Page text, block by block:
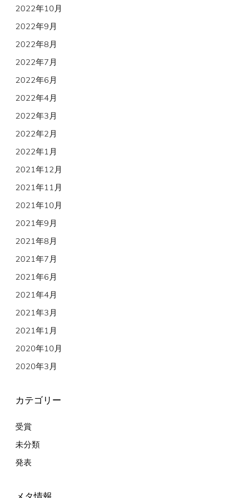
2022年10月
2022年9月
2022年8月
2022年7月
2022年6月
2022年4月
2022年3月
2022年2月
2022年1月
2021年12月
2021年11月
2021年10月
2021年9月
2021年8月
2021年7月
2021年6月
2021年4月
2021年3月
2021年1月
2020年10月
2020年3月
カテゴリー
受賞
未分類
発表